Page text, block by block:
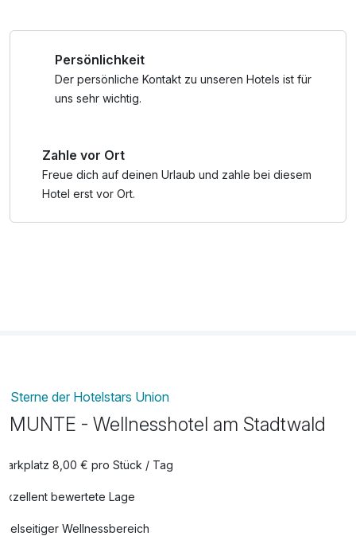
Persönlichkeit
Der persönliche Kontakt zu unseren Hotels ist für
uns sehr wichtig.
Zahle vor Ort
Freue dich auf deinen Urlaub und zahle bei diesem
Hotel erst vor Ort.
Sterne der Hotelstars Union
MUNTE - Wellnesshotel am Stadtwald
Parkplatz 8,00 € pro Stück / Tag
Exzellent bewertete Lage
Vielseitiger Wellnessbereich